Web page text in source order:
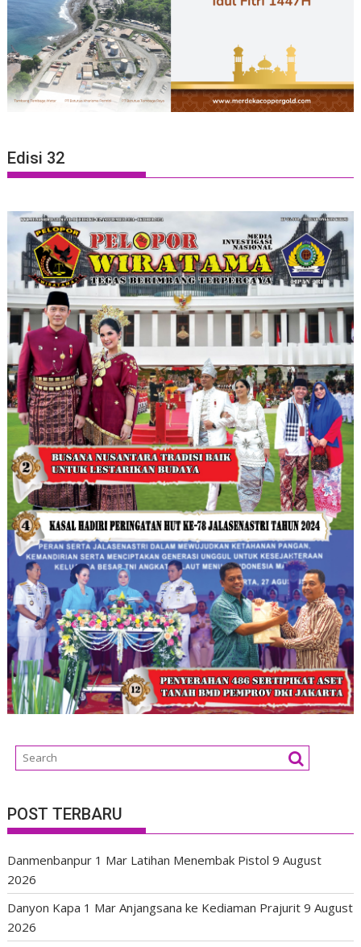
Edisi 32
POST TERBARU
Danmenbanpur 1 Mar Latihan Menembak Pistol 9 August
2026
Danyon Kapa 1 Mar Anjangsana ke Kediaman Prajurit 9 August
2026